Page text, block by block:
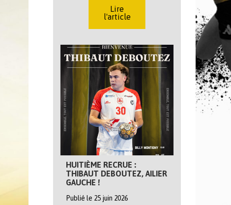
Lire
l'article
HUITIÈME RECRUE :
THIBAUT DEBOUTEZ, AILIER
GAUCHE !
Publié le 25 juin 2026